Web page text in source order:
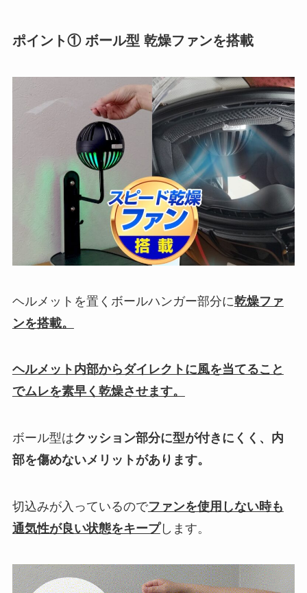
ポイント① ボール型 乾燥ファンを搭載
ヘルメットを置くボールハンガー部分に乾燥ファ
ンを搭載。
ヘルメット内部からダイレクトに風を当てること
でムレを素早く乾燥させます。
ボール型はクッション部分に型が付きにくく、内
部を傷めないメリットがあります。
切込みが入っているのでファンを使用しない時も
通気性が良い状態をキープします。